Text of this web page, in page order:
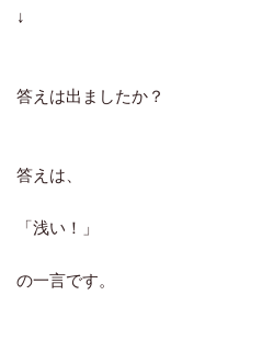
↓
答えは出ましたか？
答えは、
「浅い！」
の一言です。